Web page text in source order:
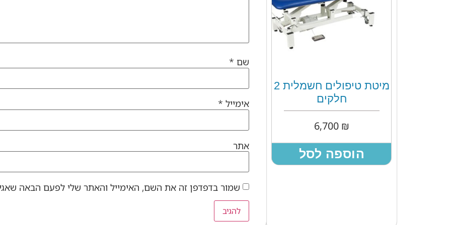
מיטת טיפולים חשמלית 2
חלקים
₪
6,700
הוספה לסל
שם *
אימייל *
אתר
שמור בדפדפן זה את השם, האימייל והאתר שלי לפעם הבאה